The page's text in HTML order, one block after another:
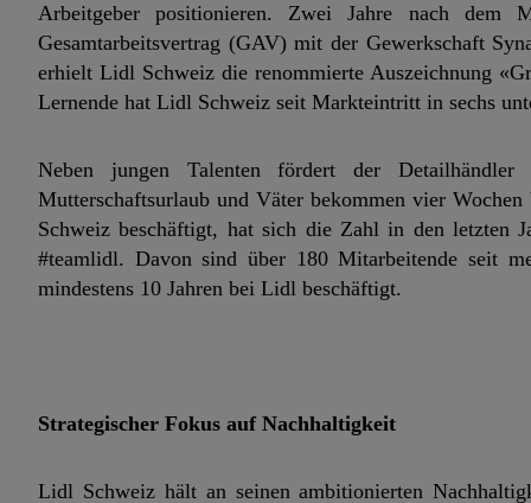
Arbeitgeber positionieren. Zwei Jahre nach
Gesamtarbeitsvertrag (GAV) mit der Gewerkschaft
erhielt Lidl Schweiz die renommierte Auszeichnung
Lernende hat Lidl Schweiz seit Markteintritt in sechs
Neben jungen Talenten fördert der
Mutterschaftsurlaub und Väter bekommen vier
Schweiz beschäftigt, hat sich die Zahl in den letzten
#teamlidl. Davon sind über 180 Mitarbeitende seit
mindestens 10 Jahren bei Lidl beschäftigt.
Strategischer Fokus auf Nachhaltigkeit
Lidl Schweiz hält an seinen ambitionierten